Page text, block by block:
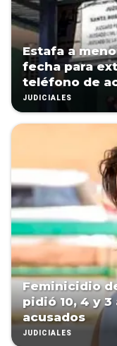
Estafa a
fecha para
teléfono de
JUDICIALES
Feminicidio
pidió 10, 4 y
acusados
JUDICIALES